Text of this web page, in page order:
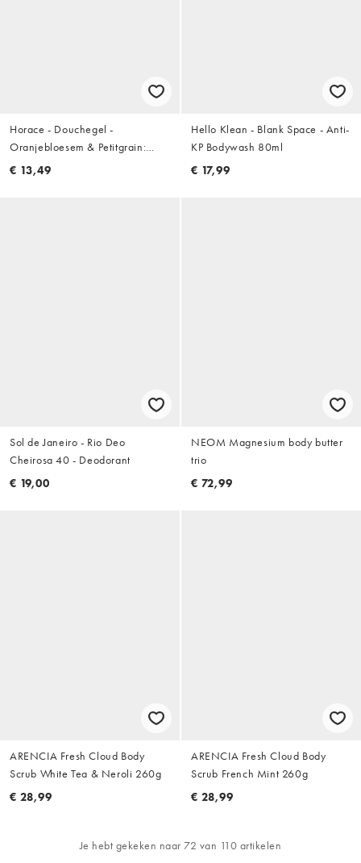
Horace - Douchegel -
Oranjebloesem & Petitgrain:
250ml
€ 13,49
Hello Klean - Blank Space - Anti-
KP Bodywash 80ml
€ 17,99
Sol de Janeiro - Rio Deo
Cheirosa 40 - Deodorant
€ 19,00
NEOM Magnesium body butter
trio
€ 72,99
ARENCIA Fresh Cloud Body
Scrub White Tea & Neroli 260g
€ 28,99
ARENCIA Fresh Cloud Body
Scrub French Mint 260g
€ 28,99
Je hebt gekeken naar 72 van 110 artikelen